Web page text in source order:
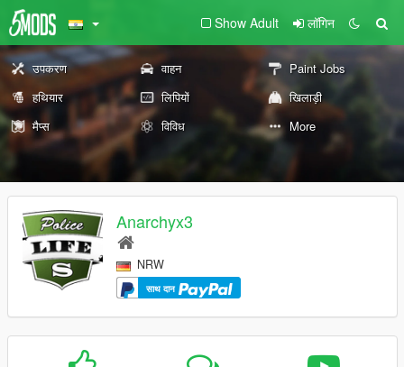
Show Adult लॉगिन
उपकरण वाहन
Paint Jobs
हथियार
लिपियों
खिलाड़ी
मैप्स
विविध More
Anarchyx3
NRW
साथ दान